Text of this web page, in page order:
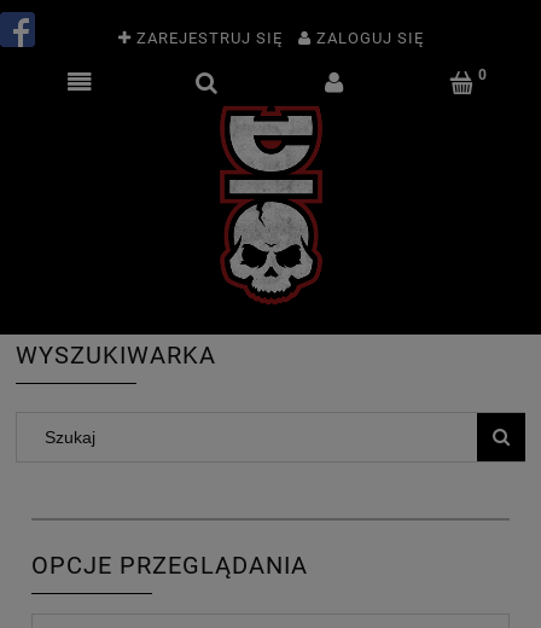
ZAREJESTRUJ SIĘ ZALOGUJ SIĘ
WYSZUKIWARKA
OPCJE PRZEGLĄDANIA